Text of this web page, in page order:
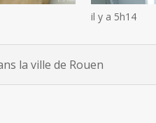
il y a 5h14
la ville de Rouen